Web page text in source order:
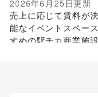
2026年6月25日更新
売上に応じて賃料が
能なイベントスペー
すめの駅チカ商業施